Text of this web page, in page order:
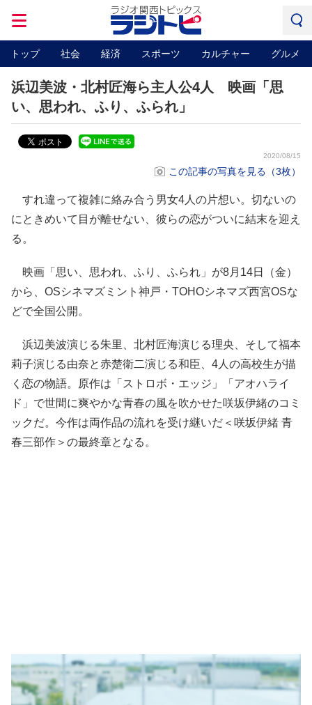
トップ 社会 経済 スポーツ カルチャー グルメ
浜辺美波・北村匠海ら主人公4人 映画「思
い、思われ、ふり、ふられ」
2020/08/15
この記事の写真を見る（3枚）
すれ違って複雑に絡み合う男女4人の片想い。切ないの
にときめいて目が離せない、彼らの恋がついに結末を迎え
る。
映画「思い、思われ、ふり、ふられ」が8月14日（金）
から、OSシネマズミント神戸・TOHOシネマズ西宮OSな
どで全国公開。
浜辺美波演じる朱里、北村匠海演じる理央、そして福本
莉子演じる由奈と赤楚衛二演じる和臣、4人の高校生が描
く恋の物語。原作は「ストロボ・エッジ」「アオハライ
ド」で世間に爽やかな青春の風を吹かせた咲坂伊緒のコミ
ックだ。今作は両作品の流れを受け継いだ＜咲坂伊緒 青
春三部作＞の最終章となる。